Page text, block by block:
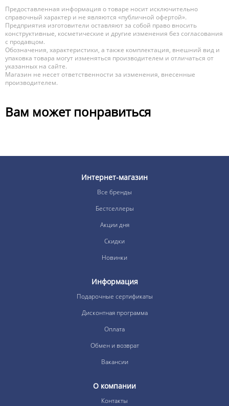
Предоставленная информация о товаре носит исключительно
справочный характер и не являются «публичной офертой».
Предприятия изготовители оставляют за собой право вносить
конструктивные, косметические и другие изменения без согласования
с продавцом.
Обозначения, характеристики, а также комплектация, внешний вид и
упаковка товара могут изменяться производителем и отличаться от
указанных на сайте.
Магазин не несет ответственности за изменения, внесенные
производителем.
Вам может понравиться
Интернет-магазин
Все бренды
Бестселлеры
Акции дня
Скидки
Новинки
Информация
Подарочные сертификаты
Дисконтная программа
Оплата
Обмен и возврат
Вакансии
О компании
Контакты